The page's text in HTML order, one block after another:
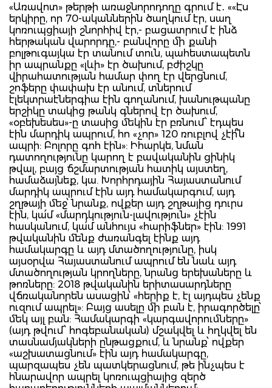
«Առավոտ» թերթի առաջնորոդողը գրում է․ ««Էս
երկիրը, որ 70-ականներին ծաղկում էր, սաղ
կոռուպցիայի շնորհիվ էր,- բացատրում է ինձ
հերթական վարորդը,- բանվորը մի քանի
բոլթուգայկա էր տանում տուն, պահեստապետն
իր ապրանքը «լևի» էր ծախում, բժիշկը
վիրահատության համար փող էր վերցնում,
շոֆերը փափախ էր անում, տներում
էլեկտրաէներգիա էին գողանում, խանութպանը
երշիկը տակից թանկ գներով էր ծախում,
«օբեխեսես»-ը տասից մեկին էր բռնում՝ էդպես
էին մարդիկ ապրում, հո «չոր» 120 ռուբլով չէի՞ն
ապրի: Բոլորը գոհ էին»: Իհարկե, նման
դատողությունը կարող է բավականին ցինիկ
թվալ, բայց ճշմարտության հատիկ այստեղ,
համաձայնեք, կա. Խորհրդային Հայաստանում
մարդիկ ապրում էին այդ համակարգում, այդ
շղթայի մեջ՝ նրանք, ովքեր այդ շղթայից դուրս
էին, կա՛մ «մարդկություն-լավություն» չէին
հասկանում, կա՛մ անհույս «հարիֆներ» էին: 1991
թվականին մենք ժառանգել էինք այդ
համակարգը և այդ մտածողությունը, իսկ
այսօրվա Հայաստանում ապրում են նաև այդ
մտածողության կրողները, նրանց երեխաները և
թոռները: 2018 թվականին երիտասարդները
վճռականորեն ասացին՝ «հերիք է, էլ այդպես չենք
ուզում ապրել»: Բայց ասելը մի բան է, իրագործելը՝
մեկ այլ բան: Համակարգի «կարգավորումները»
(այդ թվում՝ հոգեբանական) մշակվել և հղկվել են
տասնամյակների ընթացքում, և նրանք՝ ովքեր
«աշխատացնում» էին այդ համակարգը,
պարզապես չեն պատկերացնում, թե ինչպես է
հնարավոր ապրել կոռուպցիայից զերծ